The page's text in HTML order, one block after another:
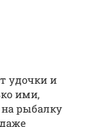
удочки и
ими,
рыбалку